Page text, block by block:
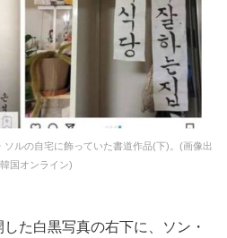
ルの自宅に飾っていた書道作品(下)。(画像出
国オンライン)
た白黒写真の右下に、ソン・